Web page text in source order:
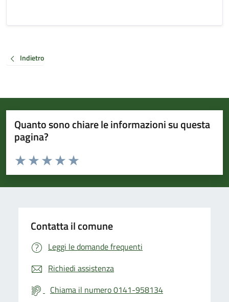
Indietro
Quanto sono chiare le informazioni su questa
pagina?
Valuta da 1 a 5 stelle la pagina
Valuta 5 stelle su 5
Valuta 4 stelle su 5
Valuta 3 stelle su 5
Valuta 2 stelle su 5
Valuta 1 stelle su 5
Contatta il comune
Leggi le domande frequenti
Richiedi assistenza
Chiama il numero 0141-958134